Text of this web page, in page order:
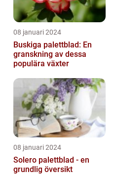
08 januari 2024
Buskiga palettblad: En
granskning av dessa
populära växter
08 januari 2024
Solero palettblad - en
grundlig översikt